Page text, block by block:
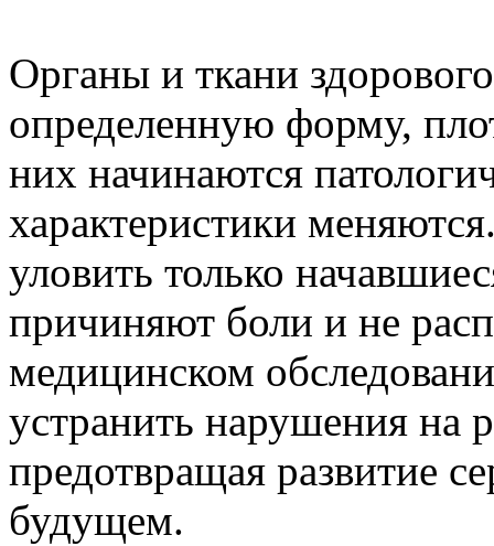
Органы и ткани
определенную форму,
них начинаются
характеристики
уловить только
причиняют боли и не
медицинском
устранить нарушения на
предотвращая развитие
будущем.